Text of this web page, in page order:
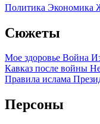
Политика Экономика
Сюжеты
Мое здоровье Война
Кавказ после войны
Правила ислама
Персоны